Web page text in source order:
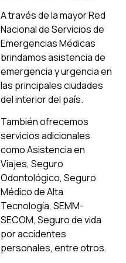
A través de la mayor Red
Nacional de Servicios de
Emergencias Médicas
brindamos asistencia de
emergencia y urgencia en
las principales ciudades
del interior del país.
También ofrecemos
servicios adicionales
como Asistencia en
Viajes, Seguro
Odontológico, Seguro
Médico de Alta
Tecnología, SEMM-
SECOM, Seguro de vida
por accidentes
personales, entre otros.